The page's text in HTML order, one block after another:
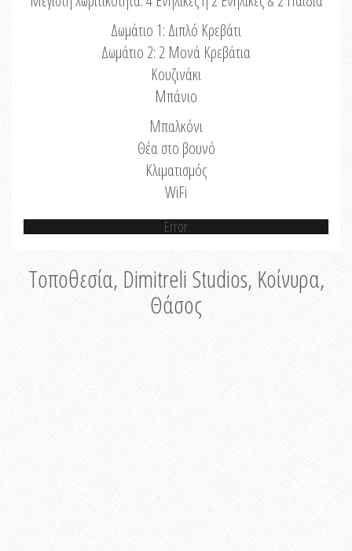
Δωμάτιο 1: Διπλό Κρεβάτι
Δωμάτιο 2: 2 Μονά Κρεβάτια
Κουζινάκι
Μπάνιο
Μπαλκόνι
Θέα στο βουνό
Κλιματισμός
WiFi
Error
Τοποθεσία, Dimitreli Studios, Κοίνυρα,
Θάσος